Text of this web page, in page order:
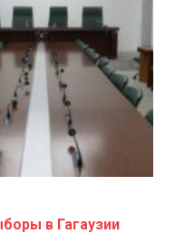
в Гагаузии